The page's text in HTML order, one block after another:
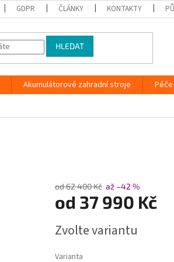
GDPR ČLÁNKY KONTAKTY
HLEDAT
Akumulátorové zahradní stroje
od 62 400 Kč až –42 %
od 37 990 Kč
cena:
Zvolte variantu
Varianta